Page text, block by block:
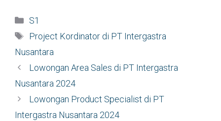
Kategori
S1
Tag
Project Kordinator di PT Intergastra
Nusantara
Lowongan Area Sales di PT Intergastra
Nusantara 2024
Lowongan Product Specialist di PT
Intergastra Nusantara 2024